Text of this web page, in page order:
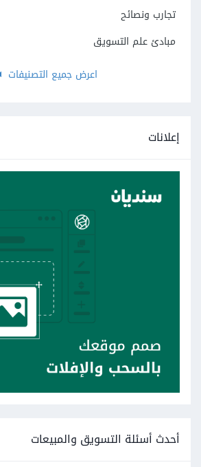
تجارب ونصائح
مبادئ علم التسويق
اعرض جميع التصنيفات
إعلانات
أحدث أسئلة التسويق والمبيعات